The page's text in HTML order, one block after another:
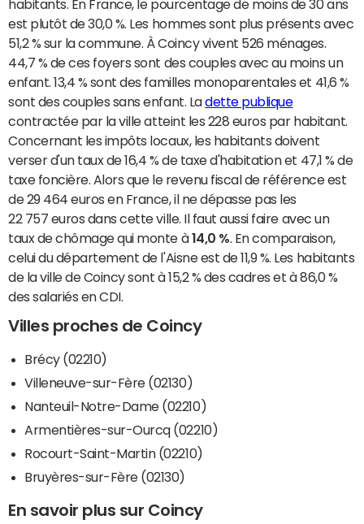
habitants. En France, le pourcentage de moins de 30 ans
est plutôt de 30,0 %. Les hommes sont plus présents avec
51,2 % sur la commune. À Coincy vivent 526 ménages.
44,7 % de ces foyers sont des couples avec au moins un
enfant. 13,4 % sont des familles monoparentales et 41,6 %
sont des couples sans enfant. Ladette publique
contractée par la ville atteint les 228 euros par habitant.
Concernant les impôts locaux, les habitants doivent
verser d'un taux de 16,4 % de taxe d'habitation et 47,1 % de
taxe foncière. Alors que le revenu fiscal de référence est
de 29 464 euros en France, il ne dépasse pas les
22 757 euros dans cette ville. Il faut aussi faire avec un
taux de chômage qui monte à14,0 %. En comparaison,
celui du département de l'Aisne est de 11,9 %. Les habitants
de la ville de Coincy sont à 15,2 % des cadres et à 86,0 %
des salariés en CDI.
Villes proches de Coincy
Brécy (02210)
Villeneuve-sur-Fère (02130)
Nanteuil-Notre-Dame (02210)
Armentières-sur-Ourcq (02210)
Rocourt-Saint-Martin (02210)
Bruyères-sur-Fère (02130)
En savoir plus sur Coincy